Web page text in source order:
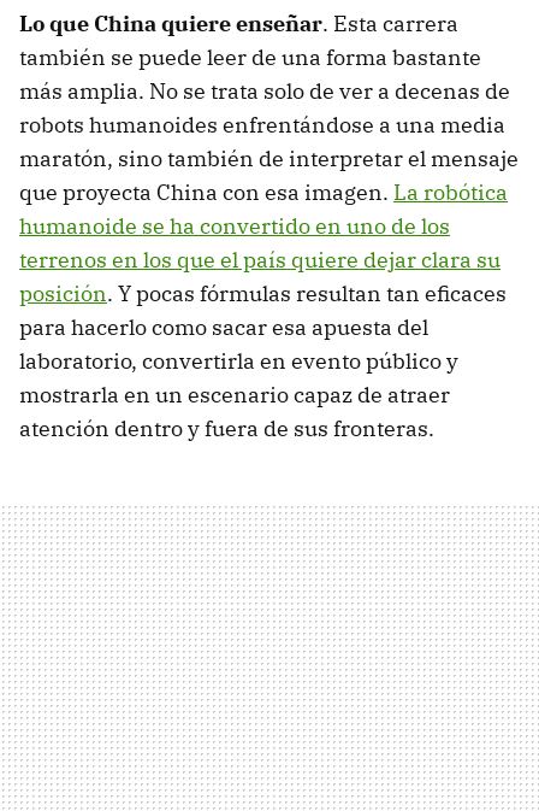
Lo que China quiere enseñar. Esta carrera
también se puede leer de una forma bastante
más amplia. No se trata solo de ver a decenas de
robots humanoides enfrentándose a una media
maratón, sino también de interpretar el mensaje
que proyecta China con esa imagen. La robótica
humanoide se ha convertido en uno de los
terrenos en los que el país quiere dejar clara su
posición. Y pocas fórmulas resultan tan eficaces
para hacerlo como sacar esa apuesta del
laboratorio, convertirla en evento público y
mostrarla en un escenario capaz de atraer
atención dentro y fuera de sus fronteras.